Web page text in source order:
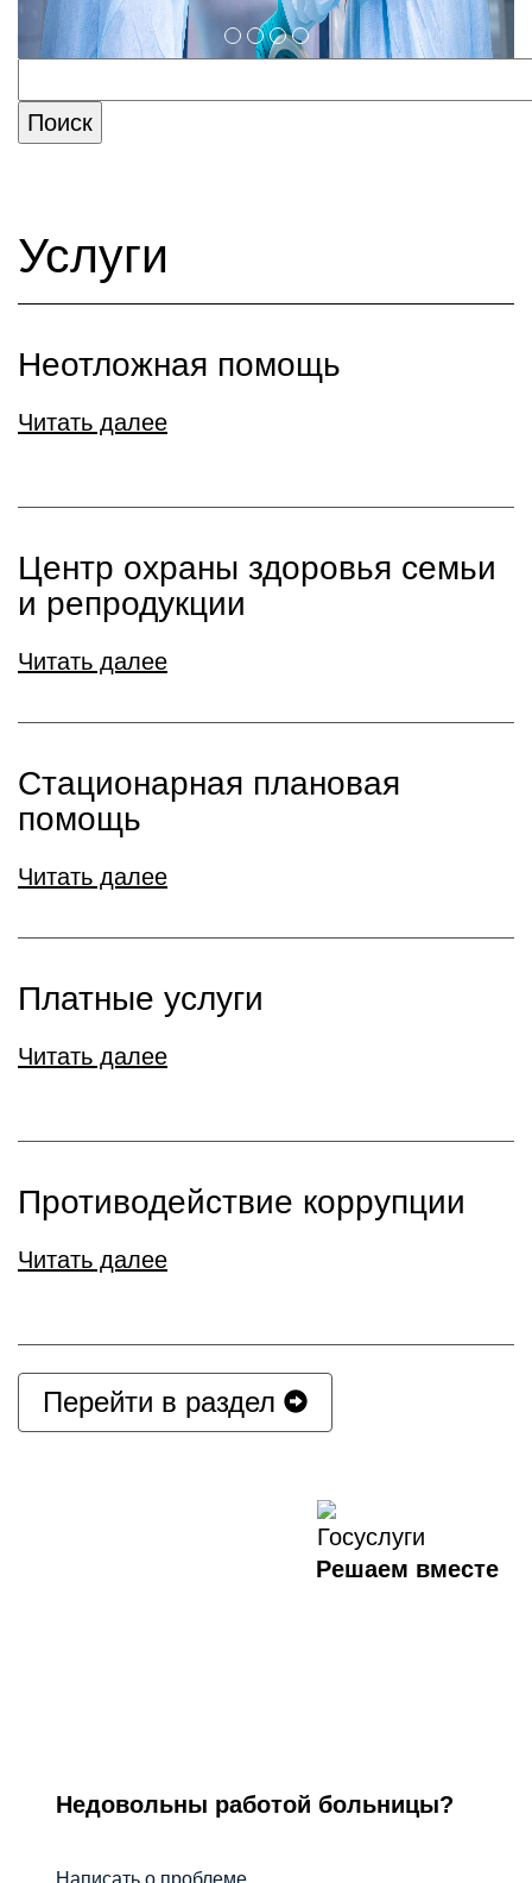
Услуги
Неотложная помощь
Читать далее
Центр охраны здоровья семьи
и репродукции
Читать далее
Стационарная плановая
помощь
Читать далее
Платные услуги
Читать далее
Противодействие коррупции
Читать далее
Перейти в раздел
Решаем вместе
Недовольны работой больницы?
Написать о проблеме